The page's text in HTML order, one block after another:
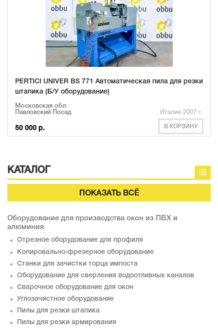
PERTICI UNIVER BS 771 Автоматическая пила для резки
штапика (Б/У оборудование)
Московская обл.
Павловский Посад
Италия 2007 г.
50 000 р. В КОРЗИНУ
КАТАЛОГ
ПОКАЗАТЬ ВСЁ
Оборудование для производства окон из ПВХ и
алюминия
Отрезное оборудование для профиля
Копировально-фрезерное оборудование
Станки для зачистки торца импоста
Оборудование для сверления водоотливных каналов
Сварочное оборудование для окон
Углозачистное оборудование
Пилы для резки штапика
Пилы для резки армирования